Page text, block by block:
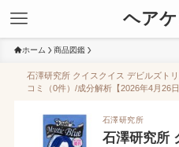
ヘア
ホーム 商品図鑑
石澤研究所 クイスクイス デビルズト
コミ（0件）/成分解析【2026年4月26日
石澤研究所
石澤研究所